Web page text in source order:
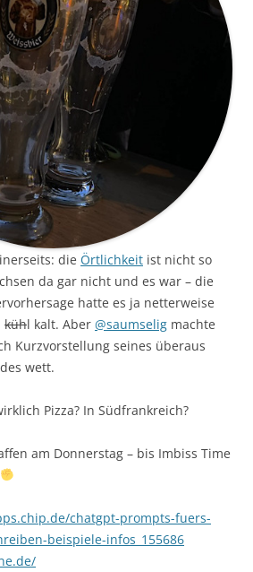
die Örtlichkeit ist nicht so
da gar nicht und es war – die
hatte es ja netterweise
kühl kalt. Aber @saumselig machte
Kurzvorstellung seines überaus
wett.
Pizza? In Südfrankreich?
am Donnerstag – bis Imbiss Time
chatgpt-prompts-fuers-
beispiele-infos_155686